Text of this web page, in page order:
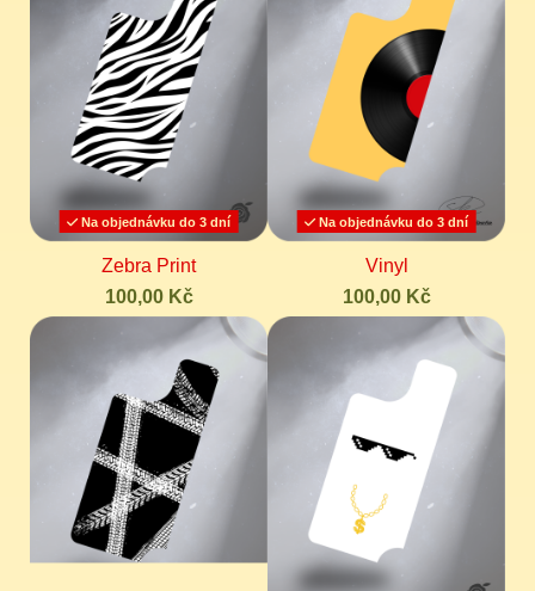
Na objednávku do 3 dní
Zebra Print
100,00 Kč
Na objednávku do 3 dní
Vinyl
100,00 Kč